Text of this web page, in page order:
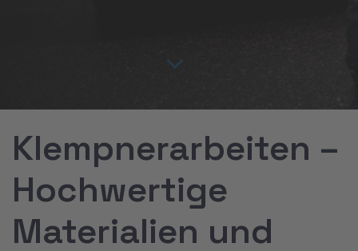
Klempnerarbeiten –
Hochwertige
Materialien und